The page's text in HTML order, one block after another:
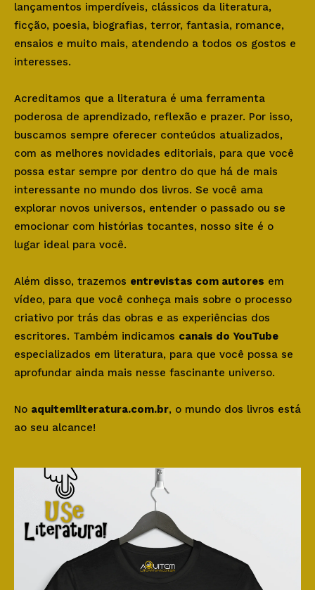
lançamentos imperdíveis, clássicos da literatura,
ficção, poesia, biografias, terror, fantasia, romance,
ensaios e muito mais, atendendo a todos os gostos e
interesses.
Acreditamos que a literatura é uma ferramenta
poderosa de aprendizado, reflexão e prazer. Por isso,
buscamos sempre oferecer conteúdos atualizados,
com as melhores novidades editoriais, para que você
possa estar sempre por dentro do que há de mais
interessante no mundo dos livros. Se você ama
explorar novos universos, entender o passado ou se
emocionar com histórias tocantes, nosso site é o
lugar ideal para você.
Além disso, trazemos entrevistas com autores em
vídeo, para que você conheça mais sobre o processo
criativo por trás das obras e as experiências dos
escritores. Também indicamos canais do YouTube
especializados em literatura, para que você possa se
aprofundar ainda mais nesse fascinante universo.
No aquitemliteratura.com.br, o mundo dos livros está
ao seu alcance!